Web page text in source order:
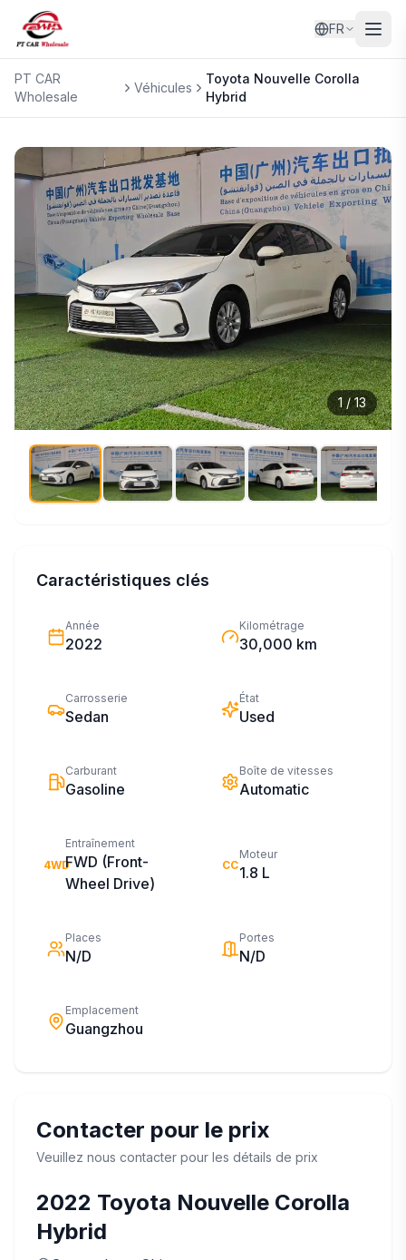
FR
PT CAR
Wholesale
Véhicules
Toyota Nouvelle Corolla
Hybrid
1/13
Caractéristiques clés
Année
2022
Kilométrage
30,000 km
Carrosserie
Sedan
État
Used
Carburant
Gasoline
Boîte de vitesses
Automatic
4WD
Entraînement
FWD (Front-
Wheel Drive)
CC
Moteur
1.8 L
Places
N/D
Portes
N/D
Emplacement
Guangzhou
Contacter pour le prix
Veuillez nous contacter pour les détails de prix
2022 Toyota Nouvelle Corolla
Hybrid